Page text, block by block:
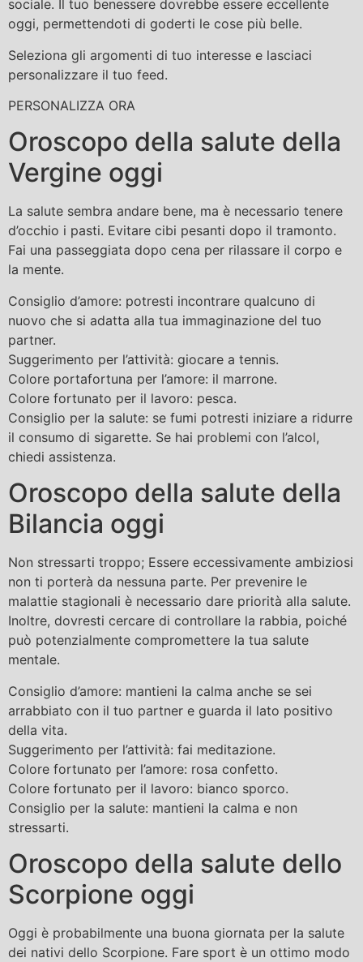
sociale. Il tuo benessere dovrebbe essere eccellente
oggi, permettendoti di goderti le cose più belle.
Seleziona gli argomenti di tuo interesse e lasciaci
personalizzare il tuo feed.
PERSONALIZZA ORA
Oroscopo della salute della
Vergine oggi
La salute sembra andare bene, ma è necessario tenere
d’occhio i pasti. Evitare cibi pesanti dopo il tramonto.
Fai una passeggiata dopo cena per rilassare il corpo e
la mente.
Consiglio d’amore: potresti incontrare qualcuno di
nuovo che si adatta alla tua immaginazione del tuo
partner.
Suggerimento per l’attività: giocare a tennis.
Colore portafortuna per l’amore: il marrone.
Colore fortunato per il lavoro: pesca.
Consiglio per la salute: se fumi potresti iniziare a ridurre
il consumo di sigarette. Se hai problemi con l’alcol,
chiedi assistenza.
Oroscopo della salute della
Bilancia oggi
Non stressarti troppo; Essere eccessivamente ambiziosi
non ti porterà da nessuna parte. Per prevenire le
malattie stagionali è necessario dare priorità alla salute.
Inoltre, dovresti cercare di controllare la rabbia, poiché
può potenzialmente compromettere la tua salute
mentale.
Consiglio d’amore: mantieni la calma anche se sei
arrabbiato con il tuo partner e guarda il lato positivo
della vita.
Suggerimento per l’attività: fai meditazione.
Colore fortunato per l’amore: rosa confetto.
Colore fortunato per il lavoro: bianco sporco.
Consiglio per la salute: mantieni la calma e non
stressarti.
Oroscopo della salute dello
Scorpione oggi
Oggi è probabilmente una buona giornata per la salute
dei nativi dello Scorpione. Fare sport è un ottimo modo